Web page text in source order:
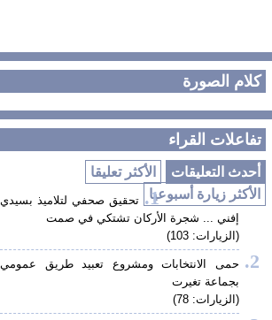
كلام الصورة
تفاعلات القراء
أحدث التعليقات
الأكثر تعليقا
الأكثر زيارة أسبوعيا
تحقيق صحفي لتلاميذ بسيدي
إفني ... شجرة الأركان تشتكي في صمت
(الزيارات: 103)
حمى الانتخابات ومشروع تعبيد طريق عمومي
بجماعة تغيرت
(الزيارات: 78)